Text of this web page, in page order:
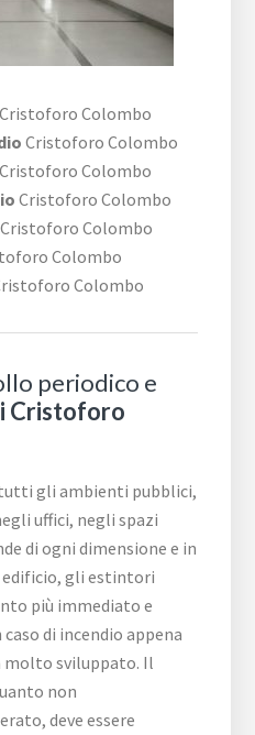
Cristoforo Colombo
Cristoforo Colombo
Cristoforo Colombo
Cristoforo Colombo
Cristoforo Colombo
Colombo
Colombo
periodico e
Cristoforo
gli ambienti pubblici,
uffici, negli spazi
di ogni dimensione e in
edificio, gli estintori
più immediato e
di incendio appena
molto sviluppato. Il
non
deve essere